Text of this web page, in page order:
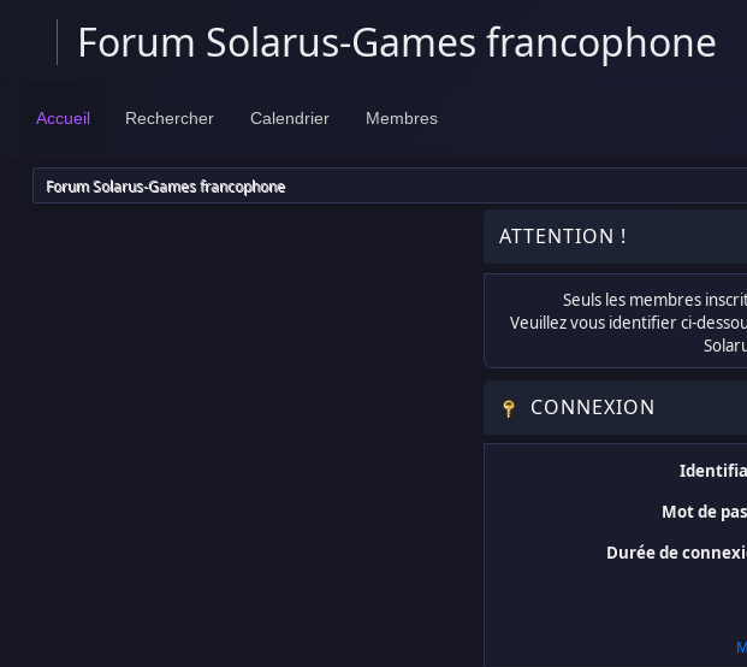
Forum Solarus-Games francophone
Accueil Rechercher Calendrier Membres
Forum Solarus-Games francophone
ATTENTION !
Seuls les membres
Veuillez vous identifier ci-
CONNEXION
Mot de
Durée de